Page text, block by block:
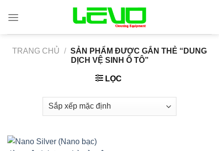
TRANG CHỦ / SẢN PHẨM ĐƯỢC GẮN THẺ “DUNG
DỊCH VỆ SINH Ô TÔ”
LỌC